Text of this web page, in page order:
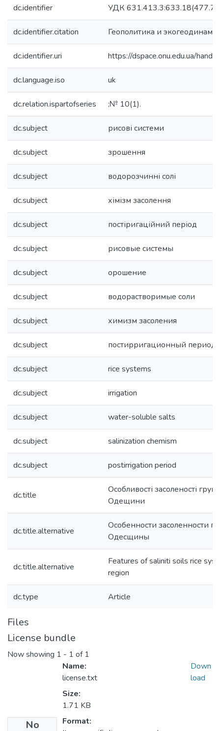
dc.identifier УДК
dc.identifier.citation Геополитика и
dc.identifier.uri https://dspace.onu.edu.ua/
dc.language.iso uk
dc.relation.ispartofseries ;№ 10(1).
dc.subject рисові системи
dc.subject зрошення
dc.subject водорозчинні солі
dc.subject хімізм засолення
dc.subject постіригаційний період
dc.subject рисовые системы
dc.subject орошение
dc.subject водорастворимые соли
dc.subject химизм засоления
dc.subject постирригационный период
dc.subject rice systems
dc.subject irrigation
dc.subject water-soluble salts
dc.subject salinization chemism
dc.subject postirrigation period
dc.title
Особливості засоленості
Одещини
dc.title.alternative
Особенности засоленности
Одесщины
dc.title.alternative
Features of saliniti soils rice
region
dc.type Article
Files
License bundle
Now showing 1 - 1 of 1
No
Name:
license.txt
Size:
1.71 KB
Format:
Down
load